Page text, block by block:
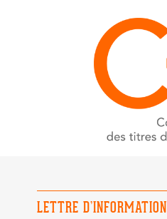
LETTRE D’INFORMATION